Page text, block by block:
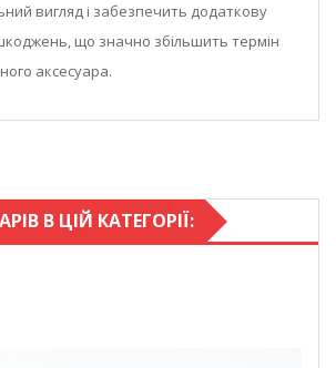
вигляд і забезпечить додаткову
що значно збільшить термін
аксесуара.
В ЦІЙ КАТЕГОРІЇ: